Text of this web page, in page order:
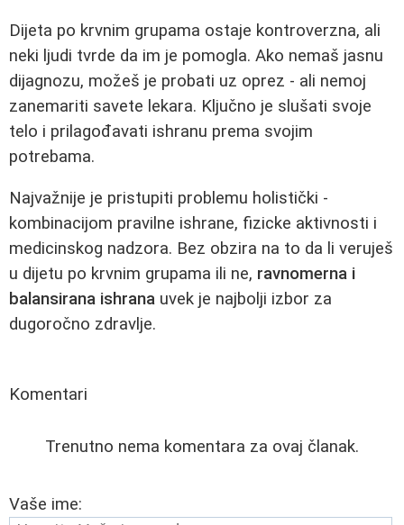
Dijeta po krvnim grupama ostaje kontroverzna, ali
neki ljudi tvrde da im je pomogla. Ako nemaš jasnu
dijagnozu, možeš je probati uz oprez - ali nemoj
zanemariti savete lekara. Ključno je slušati svoje
telo i prilagođavati ishranu prema svojim
potrebama.
Najvažnije je pristupiti problemu holistički -
kombinacijom pravilne ishrane, fizicke aktivnosti i
medicinskog nadzora. Bez obzira na to da li veruješ
u dijetu po krvnim grupama ili ne, ravnomerna i
balansirana ishrana uvek je najbolji izbor za
dugoročno zdravlje.
Komentari
Trenutno nema komentara za ovaj članak.
Vaše ime: